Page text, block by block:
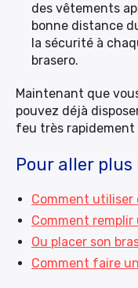
des vêtements
bonne distance
la sécurité à
brasero.
Maintenant que
pouvez déjà
feu très rapidement
Pour aller plus
Comment utiliser
Comment remplir
Ou placer son
Comment faire